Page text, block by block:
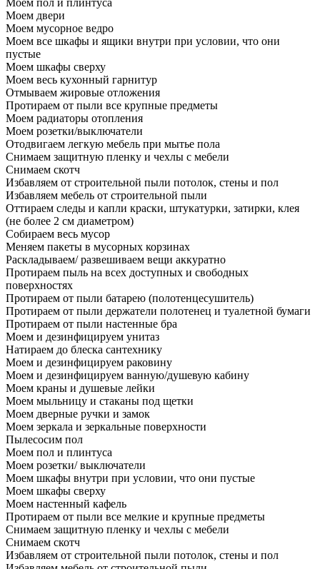
Моем пол и плинтуса
Моем двери
Моем мусорное ведро
Моем все шкафы и ящики внутри при условии, что они
пустые
Моем шкафы сверху
Моем весь кухонный гарнитур
Отмываем жировые отложения
Протираем от пыли все крупные предметы
Моем радиаторы отопления
Моем розетки/выключатели
Отодвигаем легкую мебель при мытье пола
Снимаем защитную пленку и чехлы с мебели
Снимаем скотч
Избавляем от строительной пыли потолок, стены и пол
Избавляем мебель от строительной пыли
Оттираем следы и капли краски, штукатурки, затирки, клея
(не более 2 см диаметром)
Собираем весь мусор
Меняем пакеты в мусорных корзинах
Раскладываем/ развешиваем вещи аккуратно
Протираем пыль на всех доступных и свободных
поверхностях
Протираем от пыли батарею (полотенцесушитель)
Протираем от пыли держатели полотенец и туалетной бумаги
Протираем от пыли настенные бра
Моем и дезинфицируем унитаз
Натираем до блеска сантехнику
Моем и дезинфицируем раковину
Моем и дезинфицируем ванную/душевую кабину
Моем краны и душевые лейки
Моем мыльницу и стаканы под щетки
Моем дверные ручки и замок
Моем зеркала и зеркальные поверхности
Пылесосим пол
Моем пол и плинтуса
Моем розетки/ выключатели
Моем шкафы внутри при условии, что они пустые
Моем шкафы сверху
Моем настенный кафель
Протираем от пыли все мелкие и крупные предметы
Снимаем защитную пленку и чехлы с мебели
Снимаем скотч
Избавляем от строительной пыли потолок, стены и пол